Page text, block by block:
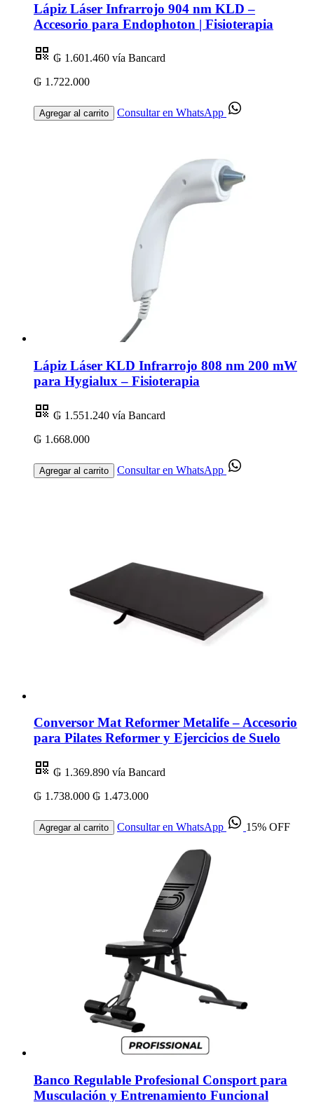
Lápiz Láser Infrarrojo 904 nm KLD –
Accesorio para Endophoton | Fisioterapia
₲ 1.601.460 vía Bancard
₲ 1.722.000
Agregar al carrito Consultar en WhatsApp
Lápiz Láser KLD Infrarrojo 808 nm 200 mW
para Hygialux – Fisioterapia
₲ 1.551.240 vía Bancard
₲ 1.668.000
Agregar al carrito Consultar en WhatsApp
Conversor Mat Reformer Metalife – Accesorio
para Pilates Reformer y Ejercicios de Suelo
₲ 1.369.890 vía Bancard
₲ 1.738.000 ₲ 1.473.000
Agregar al carrito Consultar en WhatsApp 15% OFF
Banco Regulable Profesional Consport para
Musculación y Entrenamiento Funcional